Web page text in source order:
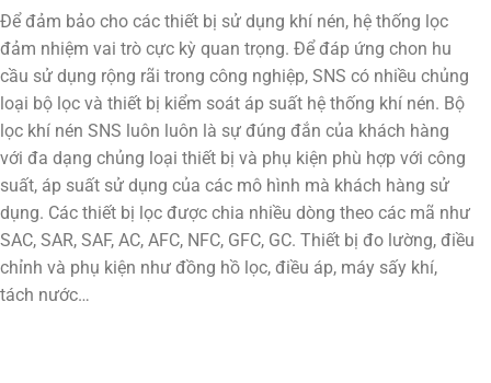
Để đảm bảo cho các thiết bị sử dụng khí nén, hệ thống lọc
đảm nhiệm vai trò cực kỳ quan trọng. Để đáp ứng chon hu
cầu sử dụng rộng rãi trong công nghiệp, SNS có nhiều chủng
loại bộ lọc và thiết bị kiểm soát áp suất hệ thống khí nén. Bộ
lọc khí nén SNS luôn luôn là sự đúng đắn của khách hàng
với đa dạng chủng loại thiết bị và phụ kiện phù hợp với công
suất, áp suất sử dụng của các mô hình mà khách hàng sử
dụng. Các thiết bị lọc được chia nhiều dòng theo các mã như
SAC, SAR, SAF, AC, AFC, NFC, GFC, GC. Thiết bị đo lường, điều
chỉnh và phụ kiện như đồng hồ lọc, điều áp, máy sấy khí,
tách nước…